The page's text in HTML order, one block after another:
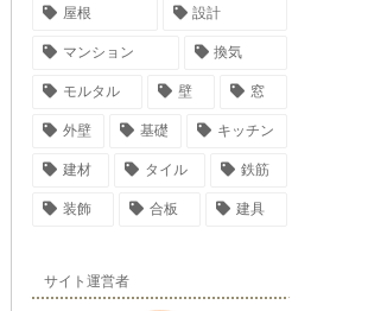
屋根 設計
マンション 換気
モルタル 壁 窓
外壁 基礎 キッチン
建材 タイル 鉄筋
装飾 合板 建具
サイト運営者